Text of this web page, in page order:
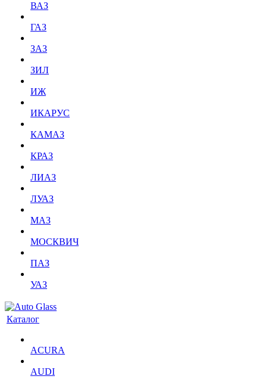
ВАЗ
ГАЗ
ЗАЗ
ЗИЛ
ИЖ
ИКАРУС
КАМАЗ
КРАЗ
ЛИАЗ
ЛУАЗ
МАЗ
МОСКВИЧ
ПАЗ
УАЗ
Каталог
ACURA
AUDI